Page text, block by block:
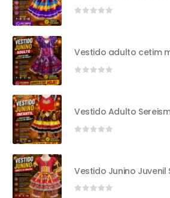
Vestido adulto cetim
Vestido Adulto
Vestido Junino Juvenil